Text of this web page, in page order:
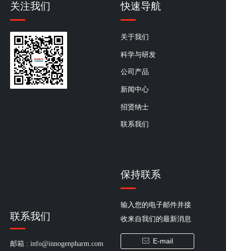
关注我们
邮箱 : info@innogenpharm.com
联系我们
快速导航
关于我们
科学与研发
公司产品
新闻中心
招贤纳士
联系我们
保持联系
输入您的电子邮件并接
收来自我们的最新消息
ꂘ E-mail